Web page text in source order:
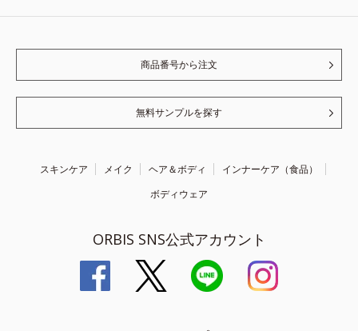
商品番号から注文
無料サンプルを探す
スキンケア メイク ヘア＆ボディ
インナーケア（食品）
ボディウェア
ORBIS SNS公式アカウント